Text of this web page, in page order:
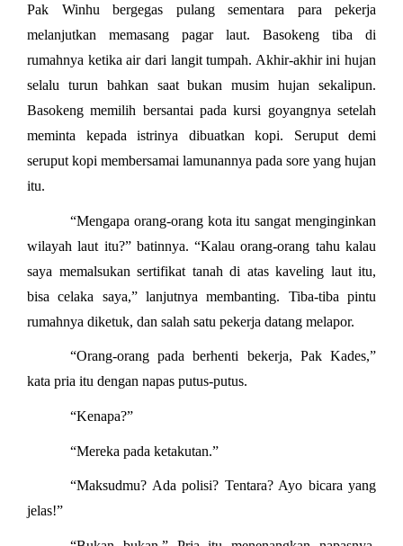
Pak Winhu bergegas pulang sementara para pekerja
melanjutkan memasang pagar laut. Basokeng tiba di
rumahnya ketika air dari langit tumpah. Akhir-akhir ini hujan
selalu turun bahkan saat bukan musim hujan sekalipun.
Basokeng memilih bersantai pada kursi goyangnya setelah
meminta kepada istrinya dibuatkan kopi. Seruput demi
seruput kopi membersamai lamunannya pada sore yang hujan
itu.
“Mengapa orang-orang kota itu sangat menginginkan
wilayah laut itu?” batinnya. “Kalau orang-orang tahu kalau
saya memalsukan sertifikat tanah di atas kaveling laut itu,
bisa celaka saya,” lanjutnya membanting. Tiba-tiba pintu
rumahnya diketuk, dan salah satu pekerja datang melapor.
“Orang-orang pada berhenti bekerja, Pak Kades,”
kata pria itu dengan napas putus-putus.
“Kenapa?”
“Mereka pada ketakutan.”
“Maksudmu? Ada polisi? Tentara? Ayo bicara yang
jelas!”